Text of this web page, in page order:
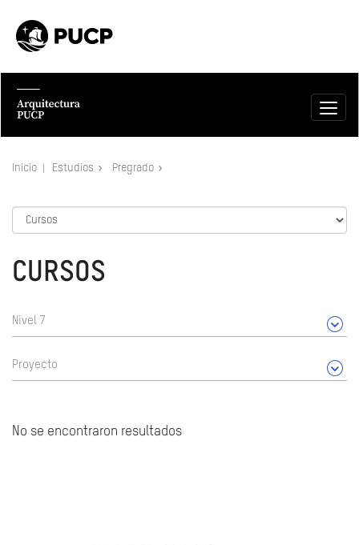
Inicio Estudios Pregrado
CURSOS
Nivel 7
Proyecto
No se encontraron resultados